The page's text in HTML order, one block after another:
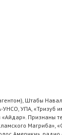
Штабы
УПА, «Тризуб
«Айдар».
Магриба»,